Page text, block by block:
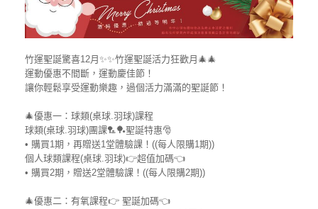
竹運聖誕驚喜12月✨✨竹運聖誕活力狂歡月🎄🎄
運動優惠不間斷，運動慶佳節！
讓你輕鬆享受運動樂趣，過個活力滿滿的聖誕節！
🎄優惠一：球類(桌球.羽球)課程
球類(桌球.羽球)團課🏸🏓聖誕特惠🎅
• 購買1期，再贈送1堂體驗課！((每人限購1期))
個人球類課程(桌球.羽球)👉超值加碼👈
• 購買2期，贈送2堂體驗課！((每人限購2期))
🎄優惠二：有氧課程👉 聖誕加碼👈